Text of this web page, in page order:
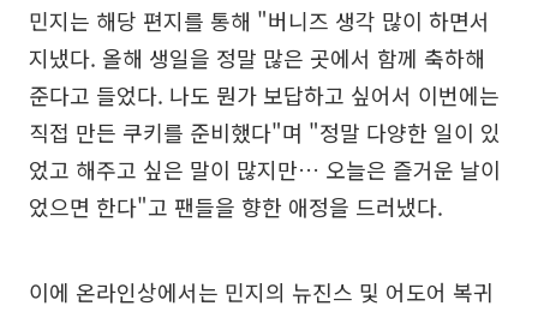
민지는 해당 편지를 통해 "버니즈 생각 많이 하면서
지냈다. 올해 생일을 정말 많은 곳에서 함께 축하해
준다고 들었다. 나도 뭔가 보답하고 싶어서 이번에는
직접 만든 쿠키를 준비했다"며 "정말 다양한 일이 있
었고 해주고 싶은 말이 많지만… 오늘은 즐거운 날이
었으면 한다"고 팬들을 향한 애정을 드러냈다.
이에 온라인상에서는 민지의 뉴진스 및 어도어 복귀